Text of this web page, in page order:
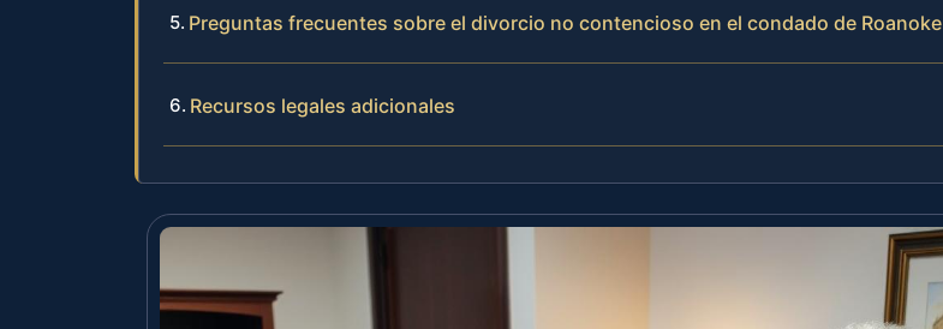
Preguntas frecuentes sobre el divorcio no contencioso en el condado de Roanoke
Recursos legales adicionales